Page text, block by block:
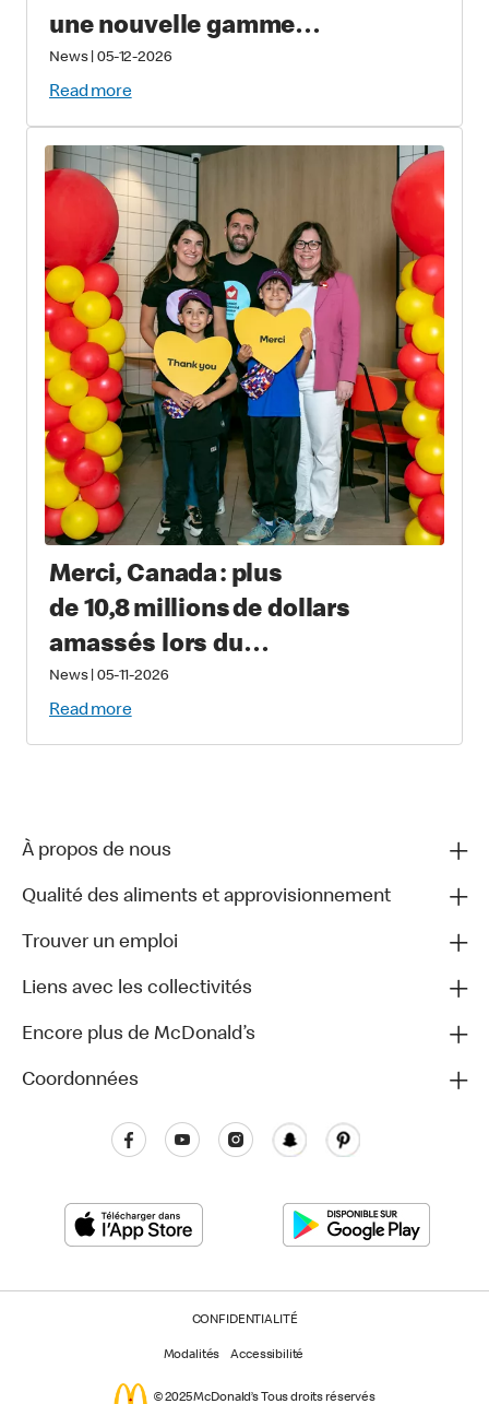
une nouvelle gamme
permanente de boissons froides
News| 05-12-2026
Read more
Merci, Canada : plus
de 10,8 millions de dollars
amassés lors du
Grand McDon pour soutenir les
familles qui ont un enfant
gravement malade ou blessé
News| 05-11-2026
Read more
À propos de nous
Qualité des aliments et approvisionnement
Trouver un emploi
Liens avec les collectivités
Encore plus de McDonald’s
Coordonnées
CONFIDENTIALITÉ
Modalités Accessibilité
© 2025 McDonald’s Tous droits réservés